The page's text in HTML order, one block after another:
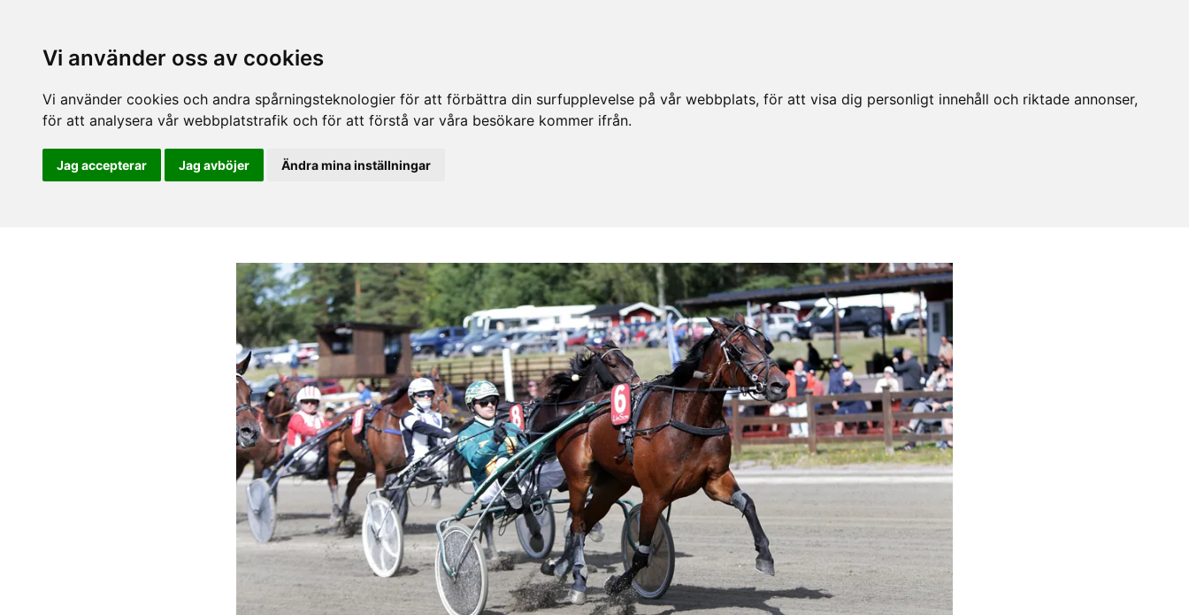
Vi använder oss av cookies
Vi använder cookies och andra spårningsteknologier för att förbättra din surfupplevelse på vår webbplats, för att visa dig personligt innehåll och riktade annonser,
för att analysera vår webbplatstrafik och för att förstå var våra besökare kommer ifrån.
Jag accepterar Jag avböjer Ändra mina inställningar